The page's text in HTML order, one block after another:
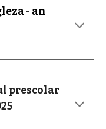
- an
prescolar